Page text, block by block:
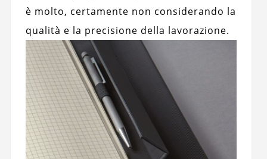
è molto, certamente non considerando la
qualità e la precisione della lavorazione.